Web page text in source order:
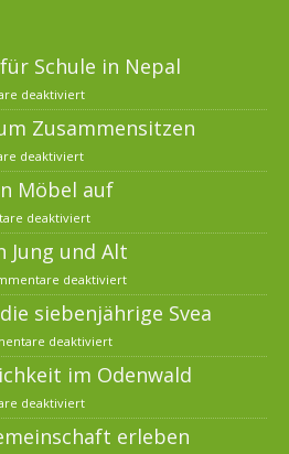
Schule in Nepal
deaktiviert
Zusammensitzen
deaktiviert
Möbel auf
deaktiviert
Jung und Alt
deaktiviert
siebenjährige Svea
deaktiviert
im Odenwald
deaktiviert
erleben